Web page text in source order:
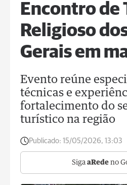
Encontro de
Religioso
Gerais em
Evento reúne
técnicas e
fortalecimento do
turístico na região
Publicado: 15/05/2026, 13:03
Siga aRede no